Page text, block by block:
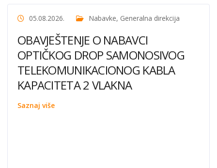
05.08.2026. Nabavke, Generalna direkcija
OBAVJEŠTENJE O NABAVCI
OPTIČKOG DROP SAMONOSIVOG
TELEKOMUNIKACIONOG KABLA
KAPACITETA 2 VLAKNA
Saznaj više